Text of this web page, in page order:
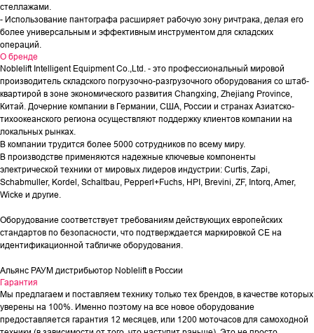
стеллажами.
- Использование пантографа расширяет рабочую зону ричтрака, делая его
более универсальным и эффективным инструментом для складских
операций.
О бренде
Noblelift Intelligent Equipment Co.,Ltd. - это профессиональный мировой
производитель складского погрузочно-разгрузочного оборудования со штаб-
квартирой в зоне экономического развития Changxing, Zhejiang Province,
Китай. Дочерние компании в Германии, США, России и странах Азиатско-
тихоокеанского региона осуществляют поддержку клиентов компании на
локальных рынках.
В компании трудится более 5000 сотрудников по всему миру.
В производстве применяются надежные ключевые компоненты
электрической техники от мировых лидеров индустрии: Curtis, Zapi,
Schabmuller, Kordel, Schaltbau, Pepperl+Fuchs, HPI, Brevini, ZF, Intorq, Amer,
Wicke и другие.
Оборудование соответствует требованиям действующих европейских
стандартов по безопасности, что подтверждается маркировкой СЕ на
идентификационной табличке оборудования.
Альянс РАУМ дистрибьютор Noblelift в России
Гарантия
Мы предлагаем и поставляем технику только тех брендов, в качестве которых
уверены на 100%. Именно поэтому на все новое оборудование
предоставляется гарантия 12 месяцев, или 1200 моточасов для самоходной